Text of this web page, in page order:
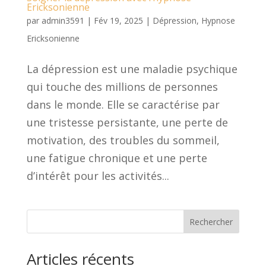
Ericksonienne
par admin3591 | Fév 19, 2025 | Dépression, Hypnose
Ericksonienne
La dépression est une maladie psychique
qui touche des millions de personnes
dans le monde. Elle se caractérise par
une tristesse persistante, une perte de
motivation, des troubles du sommeil,
une fatigue chronique et une perte
d’intérêt pour les activités...
Rechercher
Articles récents